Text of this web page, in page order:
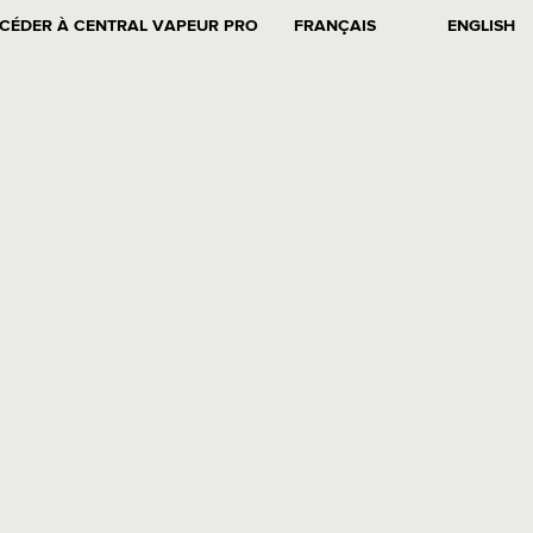
À CENTRAL VAPEUR PRO FRANÇAIS ENGLISH